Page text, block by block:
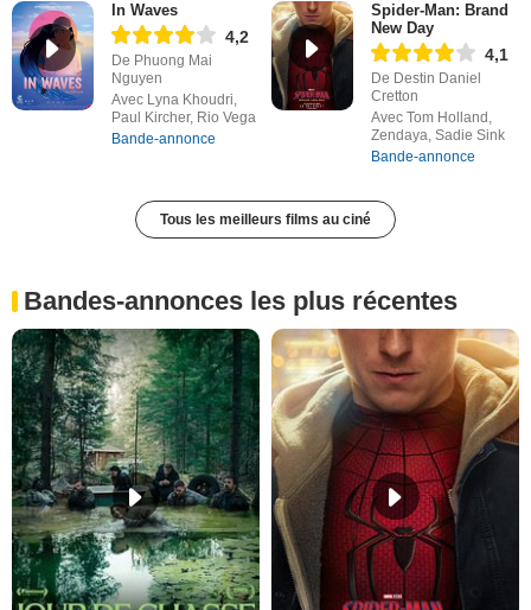
In Waves
4,2
De Phuong Mai
Nguyen
Avec Lyna Khoudri,
Paul Kircher, Rio Vega
Bande-annonce
Spider-Man: Brand
New Day
4,1
De Destin Daniel
Cretton
Avec Tom Holland,
Zendaya, Sadie Sink
Bande-annonce
Tous les meilleurs films au ciné
Bandes-annonces les plus récentes